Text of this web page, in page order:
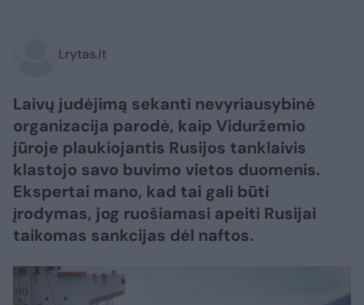
Lrytas.lt
Laivų judėjimą sekanti nevyriausybinė
organizacija parodė, kaip Viduržemio
jūroje plaukiojantis Rusijos tanklaivis
klastojo savo buvimo vietos duomenis.
Ekspertai mano, kad tai gali būti
įrodymas, jog ruošiamasi apeiti Rusijai
taikomas sankcijas dėl naftos.